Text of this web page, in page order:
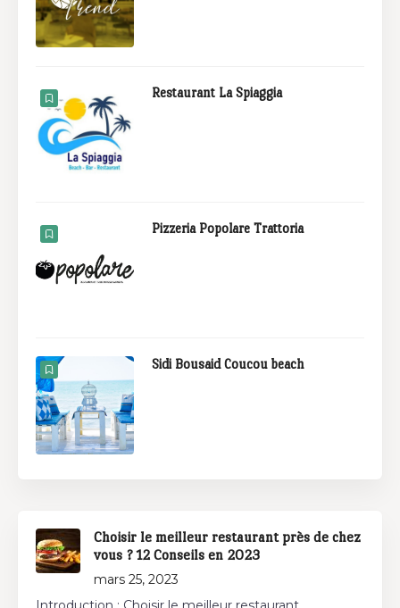
Restaurant La Spiaggia
Pizzeria Popolare Trattoria
Sidi Bousaid Coucou beach
Choisir le meilleur restaurant près de chez
vous ? 12 Conseils en 2023
mars 25, 2023